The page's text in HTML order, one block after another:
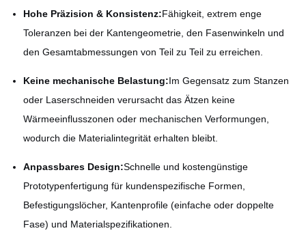
Hohe Präzision & Konsistenz:Fähigkeit, extrem enge
Toleranzen bei der Kantengeometrie, den Fasenwinkeln und
den Gesamtabmessungen von Teil zu Teil zu erreichen.
Keine mechanische Belastung:Im Gegensatz zum Stanzen
oder Laserschneiden verursacht das Ätzen keine
Wärmeeinflusszonen oder mechanischen Verformungen,
wodurch die Materialintegrität erhalten bleibt.
Anpassbares Design:Schnelle und kostengünstige
Prototypenfertigung für kundenspezifische Formen,
Befestigungslöcher, Kantenprofile (einfache oder doppelte
Fase) und Materialspezifikationen.